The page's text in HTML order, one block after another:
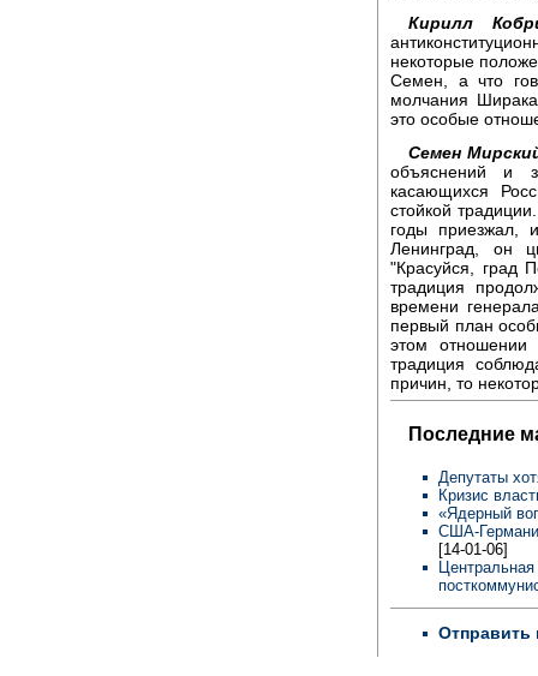
Кирилл
некоторые
Семен, а что
молчания
это особые
Семен
объяснений и
касающихся
стойкой
годы приезжал,
Ленинград, он
"Красуйся, град
традиция
времени
первый план
этом отношении
традиция
причин, то
Последние
Депутаты
Кризис
«Ядерный
США-
[14-01-06]
Отправить